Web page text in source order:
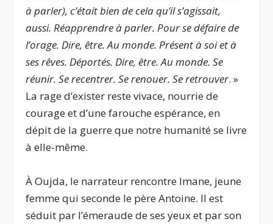
à parler), c’était bien de cela qu’il s’agissait,
aussi. Réapprendre à parler. Pour se défaire de
l’orage. Dire, être. Au monde. Présent à soi et à
ses rêves. Déportés. Dire, être. Au monde. Se
réunir. Se recentrer. Se renouer. Se retrouver. »
La rage d’exister reste vivace, nourrie de
courage et d’une farouche espérance, en
dépit de la guerre que notre humanité se livre
à elle-même.
À Oujda, le narrateur rencontre Imane, jeune
femme qui seconde le père Antoine. Il est
séduit par l’émeraude de ses yeux et par son